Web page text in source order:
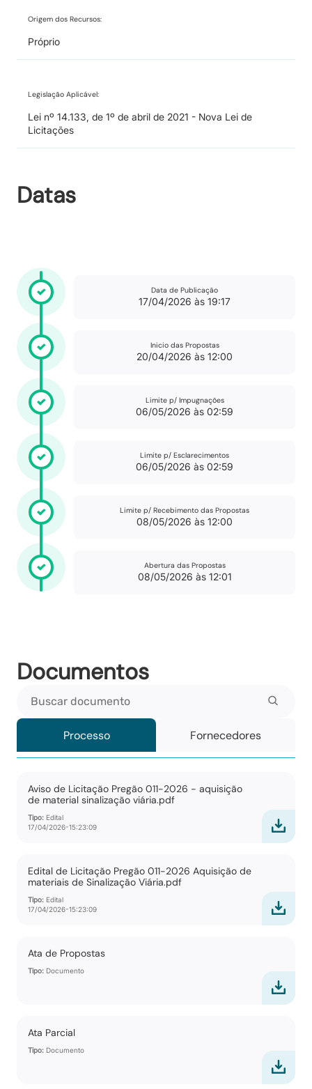
Origem dos Recursos:
Próprio
Legislação Aplicável:
Lei nº 14.133, de 1º de abril de 2021 - Nova Lei de
Licitações
Datas
Data de Publicação
17/04/2026 às 19:17
Inicio das Propostas
20/04/2026 às 12:00
Limite p/ Impugnações
06/05/2026 às 02:59
Limite p/ Esclarecimentos
06/05/2026 às 02:59
Limite p/ Recebimento das Propostas
08/05/2026 às 12:00
Abertura das Propostas
08/05/2026 às 12:01
Documentos
Processo Fornecedores
Aviso de Licitação Pregão 011-2026 - aquisição
de material sinalização viária.pdf
Tipo: Edital
17/04/2026-15:23:09
Edital de Licitação Pregão 011-2026 Aquisição de
materiais de Sinalização Viária.pdf
Tipo: Edital
17/04/2026-15:23:09
Ata de Propostas
Tipo: Documento
Ata Parcial
Tipo: Documento